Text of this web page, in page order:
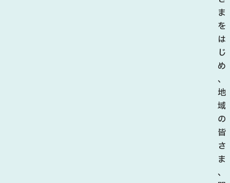
ま
を
は
じ
め
、
地
域
の
皆
さ
ま
、